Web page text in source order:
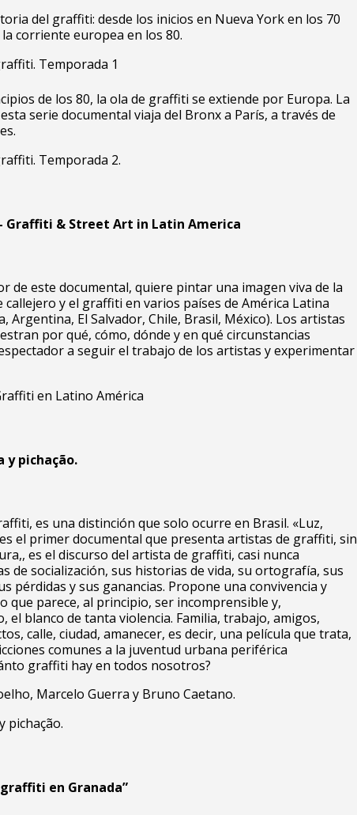
del graffiti: desde los inicios en Nueva York en los 70
corriente europea en los 80.
Temporada 1
de los 80, la ola de graffiti se extiende por Europa. La
serie documental viaja del Bronx a París, a través de
Temporada 2.
Graffiti & Street Art in Latin America
de este documental, quiere pintar una imagen viva de la
callejero y el graffiti en varios países de América Latina
Argentina, El Salvador, Chile, Brasil, México). Los artistas
por qué, cómo, dónde y en qué circunstancias
a seguir el trabajo de los artistas y experimentar
en Latino América
y pichação.
es una distinción que solo ocurre en Brasil. «Luz,
es el primer documental que presenta artistas de graffiti, sin
es el discurso del artista de graffiti, casi nunca
de socialización, sus historias de vida, su ortografía, sus
pérdidas y sus ganancias. Propone una convivencia y
que parece, al principio, ser incomprensible y,
el blanco de tanta violencia. Familia, trabajo, amigos,
calle, ciudad, amanecer, es decir, una película que trata,
comunes a la juventud urbana periférica
graffiti hay en todos nosotros?
Marcelo Guerra y Bruno Caetano.
pichação.
graffiti en Granada”